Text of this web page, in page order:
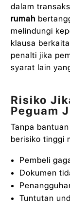
dalam
rumah
melindungi
klausa
penalti jika
syarat lain
Risiko
Peguam
Tanpa bantuan
berisiko tinggi
Pembeli
Dokumen
Tuntutan